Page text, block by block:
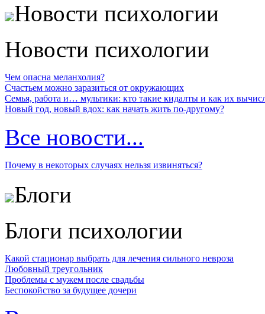
Новости психологии
Новости психологии
Чем опасна меланхолия?
Счастьем можно заразиться от окружающих
Семья, работа и… мультики: кто такие кидалты и как их
Новый год, новый вдох: как начать жить по-другому?
Все новости...
Почему в некоторых случаях нельзя извиняться?
Блоги
Блоги психологии
Какой стационар выбрать для лечения сильного невроза
Любовный треугольник
Проблемы с мужем после свадьбы
Беспокойство за будущее дочери